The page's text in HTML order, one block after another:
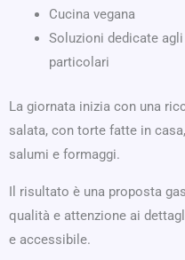
Cucina vegana
Soluzioni dedicate
particolari
La giornata inizia con una
salata, con torte fatte in
salumi e formaggi.
Il risultato è una proposta
qualità e attenzione ai
e accessibile.